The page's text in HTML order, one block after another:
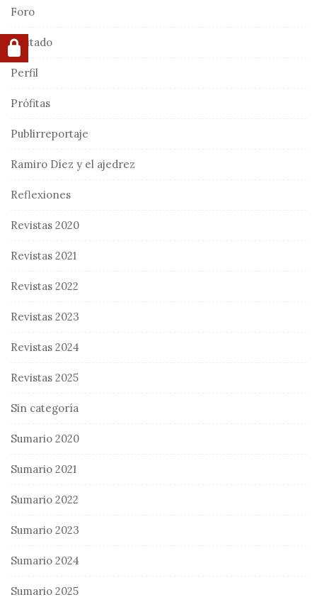
Foro
Invitado
Perfil
Prófitas
Publirreportaje
Ramiro Díez y el ajedrez
Reflexiones
Revistas 2020
Revistas 2021
Revistas 2022
Revistas 2023
Revistas 2024
Revistas 2025
Sin categoría
Sumario 2020
Sumario 2021
Sumario 2022
Sumario 2023
Sumario 2024
Sumario 2025